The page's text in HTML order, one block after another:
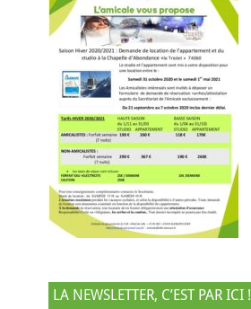
LA NEWSLETTER, C’EST PAR ICI !